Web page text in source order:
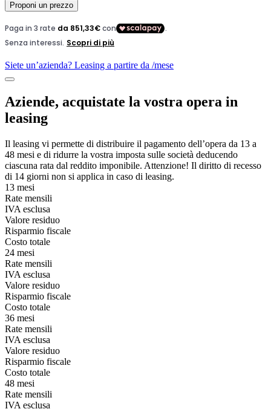
Proponi un prezzo
Siete un’azienda? Leasing a partire da /mese
Aziende, acquistate la vostra opera in
leasing
Il leasing vi permette di distribuire il pagamento dell’opera da 13 a
48 mesi e di ridurre la vostra imposta sulle società deducendo
ciascuna rata dal reddito imponibile. Attenzione! Il diritto di recesso
di 14 giorni non si applica in caso di leasing.
13 mesi
Rate mensili
IVA esclusa
Valore residuo
Risparmio fiscale
Costo totale
24 mesi
Rate mensili
IVA esclusa
Valore residuo
Risparmio fiscale
Costo totale
36 mesi
Rate mensili
IVA esclusa
Valore residuo
Risparmio fiscale
Costo totale
48 mesi
Rate mensili
IVA esclusa